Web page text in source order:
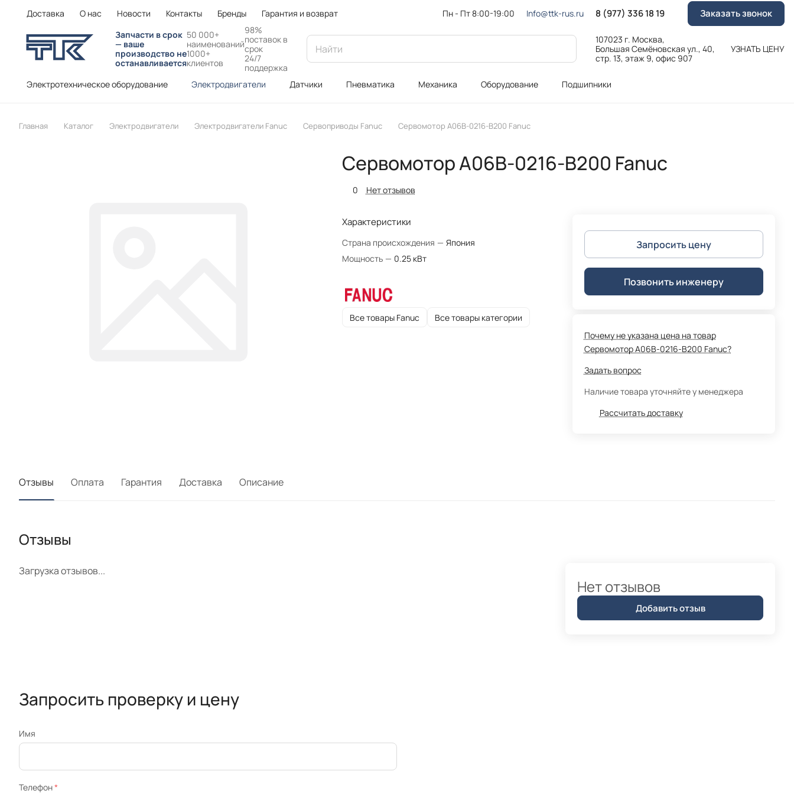
Доставка О нас Новости Контакты Бренды Гарантия и возврат Пн - Пт 8:00-19:00 Info@ttk-rus.ru 8 (977) 336 18 19 Заказать звонок
Запчасти в срок
— ваше
производство не
останавливается
50 000+
наименований
1000+
клиентов
98%
поставок в
срок
24/7
поддержка
107023 г. Москва,
Большая Семёновская ул., 40,
стр. 13, этаж 9, офис 907
УЗНАТЬ ЦЕНУ
Электротехническое оборудование Электродвигатели Датчики Пневматика Механика Оборудование Подшипники
Главная Каталог Электродвигатели Электродвигатели Fanuc Сервоприводы Fanuc Сервомотор A06B-0216-B200 Fanuc
Сервомотор A06B-0216-B200 Fanuc
0 Нет отзывов
Характеристики
Страна происхождения — Япония
Мощность — 0.25 кВт
Все товары Fanuc Все товары категории
Запросить цену
Позвонить инженеру
Почему не указана цена на товар
Сервомотор A06B-0216-B200 Fanuc?
Задать вопрос
Наличие товара уточняйте у менеджера
Рассчитать доставку
Отзывы Оплата Гарантия Доставка Описание
Отзывы
Загрузка отзывов...
Нет отзывов
Добавить отзыв
Запросить проверку и цену
Имя
Телефон*